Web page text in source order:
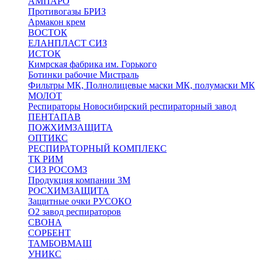
Противогазы БРИЗ
Армакон крем
ВОСТОК
ЕЛАНПЛАСТ СИЗ
ИСТОК
Кимрская фабрика им. Горького
Ботинки рабочие Мистраль
Фильтры МК, Полнолицевые маски МК, полумаски МК
МОЛОТ
Респираторы Новосибирский респираторный завод
ПЕНТАПАВ
ПОЖХИМЗАЩИТА
ОПТИКС
РЕСПИРАТОРНЫЙ КОМПЛЕКС
ТК РИМ
СИЗ РОСОМЗ
Продукция компании 3M
РОСХИМЗАЩИТА
Защитные очки РУСОКО
О2 завод респираторов
СВОНА
СОРБЕНТ
ТАМБОВМАШ
УНИКС